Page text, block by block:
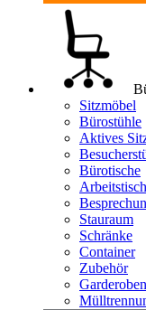
Sitzmöbel
Bürostühle
Aktives
Bürotische
Stauraum
Schränke
Container
Zubehör
Garderoben